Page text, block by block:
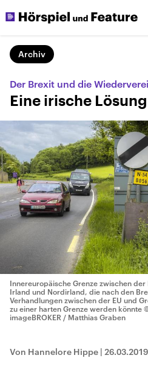
Archiv
Der Brexit und die
Eine irische Lösung
Innereuropäische Grenze zwischen der
Irland und Nordirland, die nach den
Verhandlungen zwischen der EU und
zu einer harten Grenze werden könnte
imageBROKER / Matthias Graben
Von Hannelore Hippe | 26.03.2019